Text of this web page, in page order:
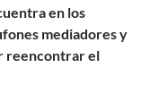
en los
mediadores y
reencontrar el